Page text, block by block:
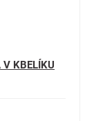
V KBELÍKU